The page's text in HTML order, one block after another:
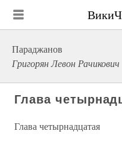
Параджанов
Григорян Левон Рачикович
Глава
Глава четырнадцатая